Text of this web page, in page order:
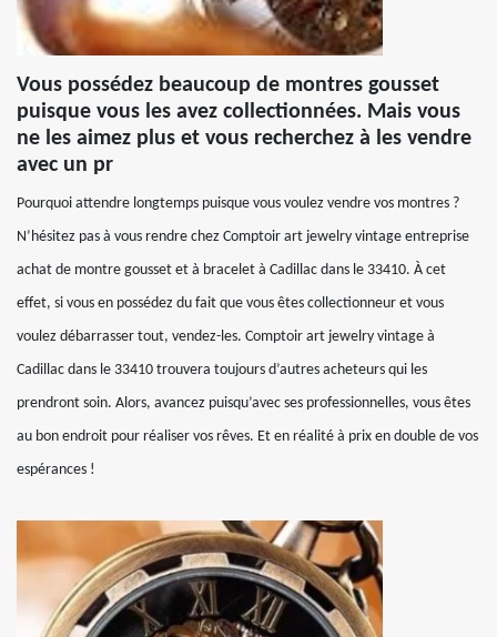
Vous possédez beaucoup de montres gousset
puisque vous les avez collectionnées. Mais vous
ne les aimez plus et vous recherchez à les vendre
avec un pr
Pourquoi attendre longtemps puisque vous voulez vendre vos montres ?
N’hésitez pas à vous rendre chez Comptoir art jewelry vintage entreprise
achat de montre gousset et à bracelet à Cadillac dans le 33410. À cet
effet, si vous en possédez du fait que vous êtes collectionneur et vous
voulez débarrasser tout, vendez-les. Comptoir art jewelry vintage à
Cadillac dans le 33410 trouvera toujours d’autres acheteurs qui les
prendront soin. Alors, avancez puisqu’avec ses professionnelles, vous êtes
au bon endroit pour réaliser vos rêves. Et en réalité à prix en double de vos
espérances !